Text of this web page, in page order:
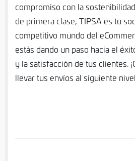
compromiso con la
de primera clase, TIPSA es tu
competitivo mundo del
estás dando un paso hacia el
y la satisfacción de tus clientes.
llevar tus envíos al siguiente